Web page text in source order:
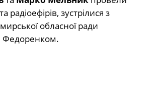
радіоефірів, зустрілися з
обласної ради